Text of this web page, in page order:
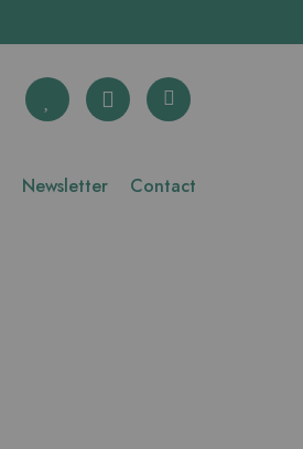
Newsletter Contact